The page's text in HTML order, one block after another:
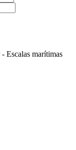
Escalas marítimas